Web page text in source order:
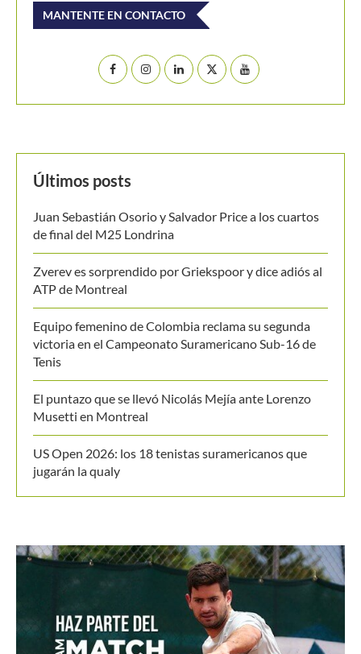
de final del M25 Londrina
Zverev es sorprendido por Griekspoor y dice adiós al
ATP de Montreal
Equipo femenino de Colombia reclama su segunda
victoria en el Campeonato Suramericano Sub-16 de
Tenis
El puntazo que se llevó Nicolás Mejía ante Lorenzo
Musetti en Montreal
US Open 2026: los 18 tenistas suramericanos que
jugarán la qualy